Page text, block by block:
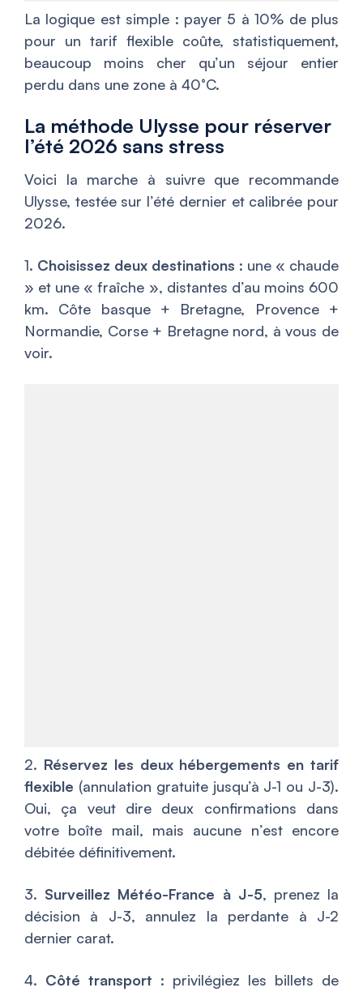
La logique est simple : payer 5 à 10% de plus
pour un tarif flexible coûte, statistiquement,
beaucoup moins cher qu’un séjour entier
perdu dans une zone à 40°C.
La méthode Ulysse pour réserver
l’été 2026 sans stress
Voici la marche à suivre que recommande
Ulysse, testée sur l’été dernier et calibrée pour
2026.
1. Choisissez deux destinations : une « chaude
» et une « fraîche », distantes d’au moins 600
km. Côte basque + Bretagne, Provence +
Normandie, Corse + Bretagne nord, à vous de
voir.
2. Réservez les deux hébergements en tarif
flexible (annulation gratuite jusqu’à J-1 ou J-3).
Oui, ça veut dire deux confirmations dans
votre boîte mail, mais aucune n’est encore
débitée définitivement.
3. Surveillez Météo-France à J-5, prenez la
décision à J-3, annulez la perdante à J-2
dernier carat.
4. Côté transport : privilégiez les billets de